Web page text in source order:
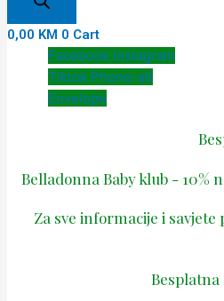
0,00 KM 0 Cart
Facebook Instagram
Tiktok Phone-alt
Envelope
Belladonna Baby klub - 10%
Za sve informacije i